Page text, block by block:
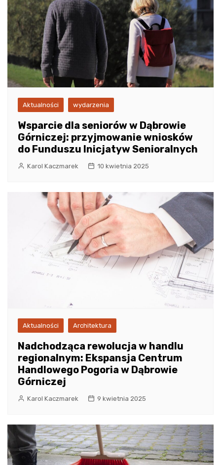
Aktualności wydarzenia
Wsparcie dla seniorów w Dąbrowie
Górniczej: przyjmowanie wniosków
do Funduszu Inicjatyw Senioralnych
Karol Kaczmarek 10 kwietnia 2025
Aktualności Architektura
Nadchodząca rewolucja w handlu
regionalnym: Ekspansja Centrum
Handlowego Pogoria w Dąbrowie
Górniczej
Karol Kaczmarek 9 kwietnia 2025